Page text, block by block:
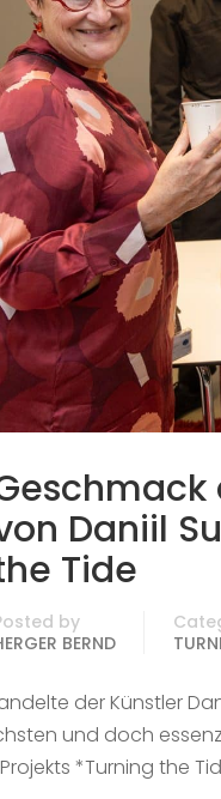
Daniil
Tide
by
BERND
der Künstler
und doch
*Turning the